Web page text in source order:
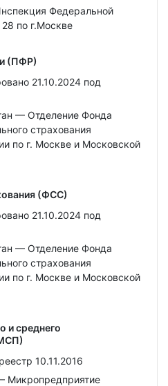
Федеральной
по г.Москве
(ПФР)
21.10.2024 под
— Отделение Фонда
страхования
по г. Москве и Московской
(ФСС)
21.10.2024 под
— Отделение Фонда
страхования
по г. Москве и Московской
и среднего
10.11.2016
Микропредприятие